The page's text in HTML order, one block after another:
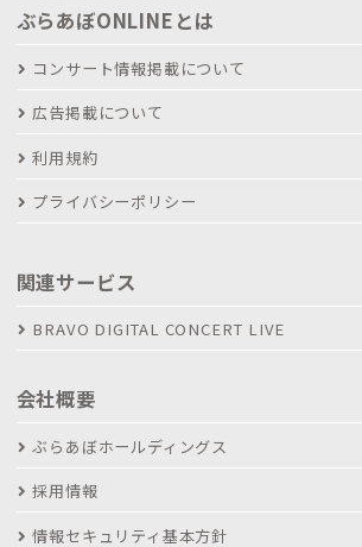
ぶらあぼONLINEとは
コンサート情報掲載について
広告掲載について
利用規約
プライバシーポリシー
関連サービス
BRAVO DIGITAL CONCERT LIVE
会社概要
ぶらあぼホールディングス
採用情報
情報セキュリティ基本方針